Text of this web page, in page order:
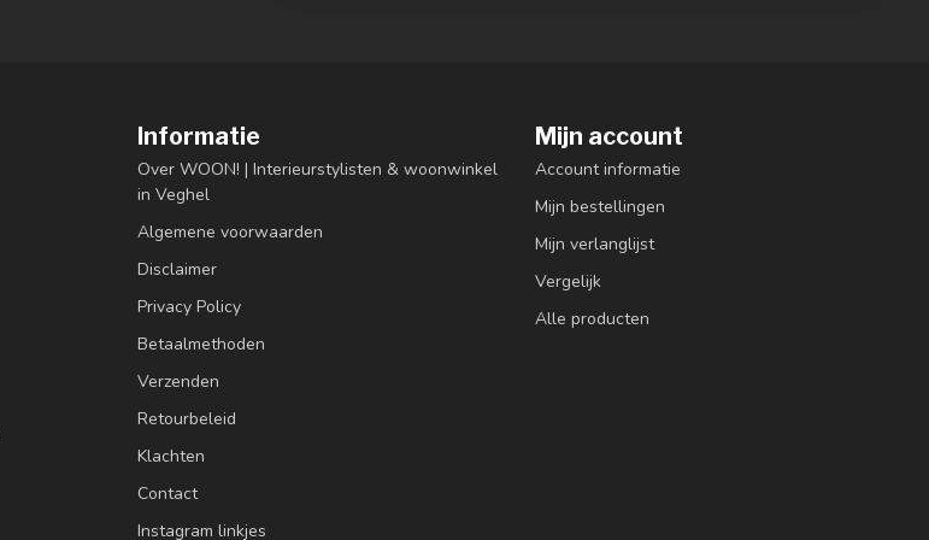
Informatie
Over WOON! | Interieurstylisten & woonwinkel
in Veghel
Algemene voorwaarden
Disclaimer
Privacy Policy
Betaalmethoden
Verzenden
Retourbeleid
Klachten
Contact
Instagram linkjes
Mijn account
Account informatie
Mijn bestellingen
Mijn verlanglijst
Vergelijk
Alle producten